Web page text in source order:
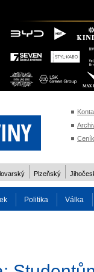
Plzeňský
Politika Válka